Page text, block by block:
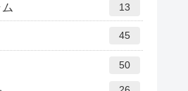
13
45
50